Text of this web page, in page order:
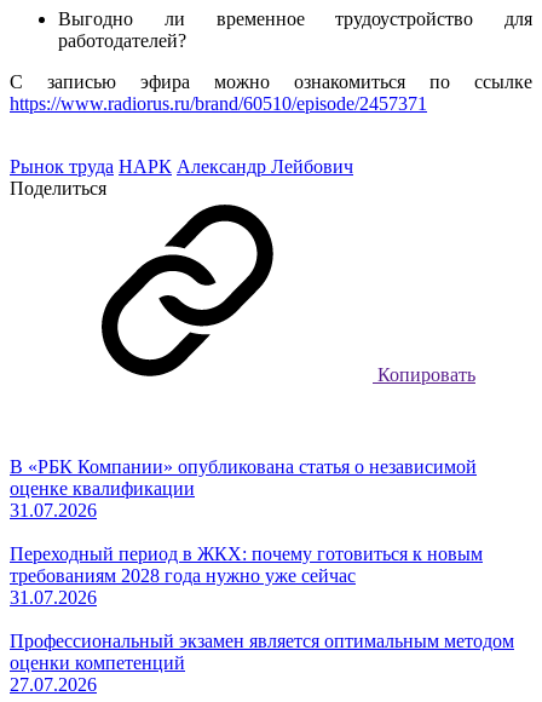
Выгодно ли временное трудоустройство для
работодателей?
С записью эфира можно ознакомиться по ссылке
https://www.radiorus.ru/brand/60510/episode/2457371
Рынок труда НАРК Александр Лейбович
Поделиться
Копировать
В «РБК Компании» опубликована статья о независимой
оценке квалификации
31.07.2026
Переходный период в ЖКХ: почему готовиться к новым
требованиям 2028 года нужно уже сейчас
31.07.2026
Профессиональный экзамен является оптимальным методом
оценки компетенций
27.07.2026